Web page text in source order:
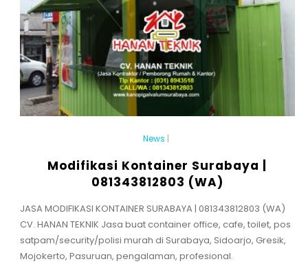
News |
Modifikasi Kontainer Surabaya |
081343812803 (WA)
JASA MODIFIKASI KONTAINER SURABAYA | 081343812803 (WA)
CV. HANAN TEKNIK Jasa buat container office, cafe, toilet, pos
satpam/security/polisi murah di Surabaya, Sidoarjo, Gresik,
Mojokerto, Pasuruan, pengalaman, profesional.